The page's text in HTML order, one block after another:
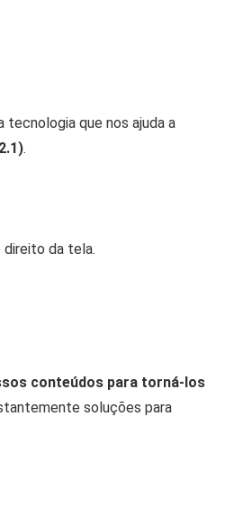
tecnologia que nos ajuda a
.
direito da tela.
conteúdos para torná-los
soluções para